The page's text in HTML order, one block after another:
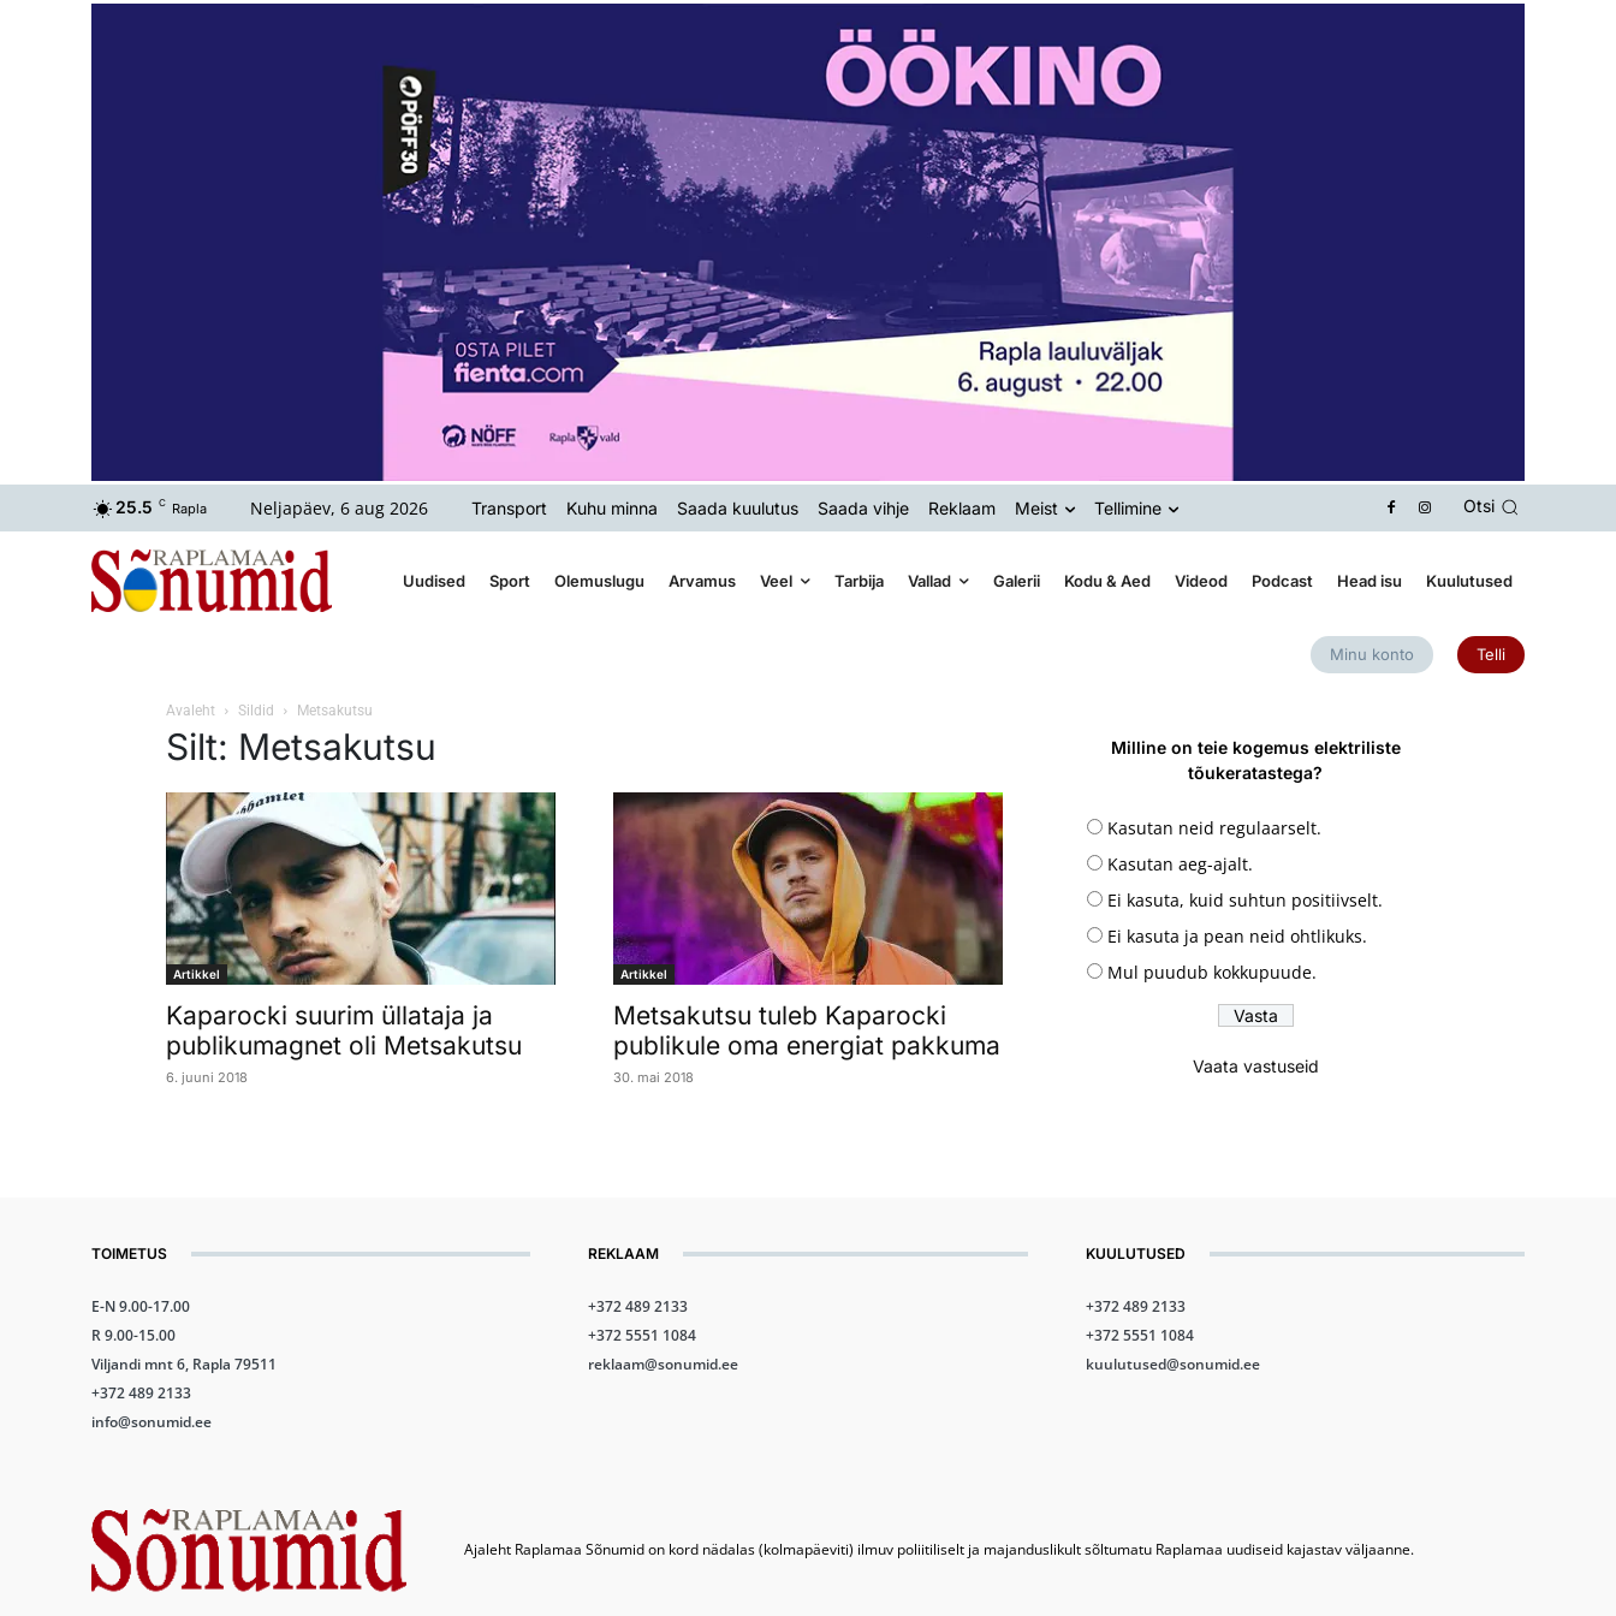
25.5 C Rapla Neljapäev, 6 aug 2026 Transport Kuhu minna Saada kuulutus Saada vihje Reklaam Meist Tellimine Otsi
Uudised Sport Olemuslugu Arvamus Veel Tarbija Vallad Galerii Kodu & Aed Videod Podcast Head isu Kuulutused
Minu konto Telli
Avaleht Sildid Metsakutsu
Silt: Metsakutsu
Artikkel
Kaparocki suurim üllataja ja
publikumagnet oli Metsakutsu
6. juuni 2018
Artikkel
Metsakutsu tuleb Kaparocki
publikule oma energiat pakkuma
30. mai 2018
Milline on teie kogemus elektriliste
tõukeratastega?
Kasutan neid regulaarselt.
Kasutan aeg-ajalt.
Ei kasuta, kuid suhtun positiivselt.
Ei kasuta ja pean neid ohtlikuks.
Mul puudub kokkupuude.
Vaata vastuseid
TOIMETUS
E-N 9.00-17.00
R 9.00-15.00
Viljandi mnt 6, Rapla 79511
+372 489 2133
info@sonumid.ee
REKLAAM
+372 489 2133
+372 5551 1084
reklaam@sonumid.ee
KUULUTUSED
+372 489 2133
+372 5551 1084
kuulutused@sonumid.ee
Ajaleht Raplamaa Sõnumid on kord nädalas (kolmapäeviti) ilmuv poliitiliselt ja majanduslikult sõltumatu Raplamaa uudiseid kajastav väljaanne.